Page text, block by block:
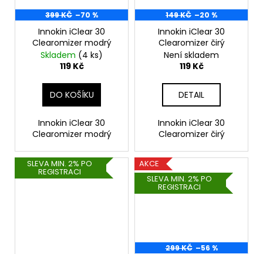
399 KČ –70 %
Innokin iClear 30
Clearomizer modrý
Skladem (4 ks)
119 Kč
DO KOŠÍKU
Innokin iClear 30
Clearomizer modrý
149 KČ –20 %
Innokin iClear 30
Clearomizer čirý
Není skladem
119 Kč
DETAIL
Innokin iClear 30
Clearomizer čirý
SLEVA MIN. 2% PO
REGISTRACI
AKCE
SLEVA MIN. 2% PO
REGISTRACI
299 KČ –56 %